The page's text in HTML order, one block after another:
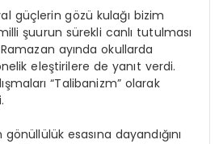
güçlerin gözü kulağı bizim
şuurun sürekli canlı tutulması
ayında okullarda
eleştirilere de yanıt verdi.
“Talibanizm” olarak
esasına dayandığını